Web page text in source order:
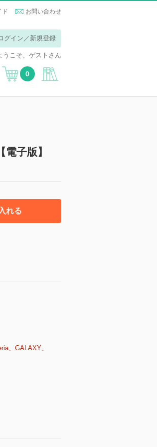
ド お問い合わせ
グイン／新規登録
うこそ、ゲストさん
0
子版】
れる
、GALAXY、